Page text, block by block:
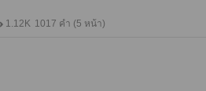
1.12K 1017 คำ (5 หน้า)